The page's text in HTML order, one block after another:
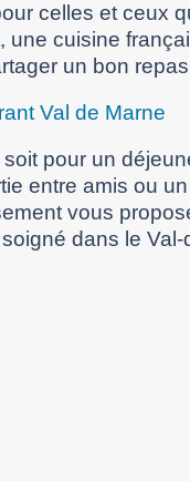
celles et ceux
une cuisine
un bon
Val de Marne
pour un
entre amis ou
vous
dans le Val-